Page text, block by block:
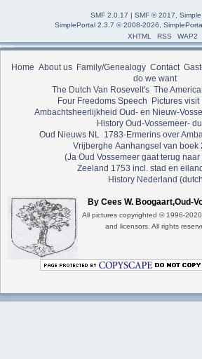
SMF 2.0.17 | SMF © 2017
SimplePortal 2.3.7 © 2008-2026,
XHTML
RSS WAP2
Home About us Family/Genealogy Contact
do we want
The Dutch Van Rosevelt's The
Four Freedoms Speech Pictures visit
Ambachtsheerlijkheid Oud- en Nieuw-
History Oud-Vossemeer-
Oud Nieuws NL
1783-Ermerins over
Vrijberghe Aanhangsel van boek
(Ja Oud Vossemeer gaat terug
Zeeland 1753 incl. stad en
History Nederland
By Cees W. Boogaart,Oud-
All pictures copyrighted © 1996-2020
and licensors. All rights